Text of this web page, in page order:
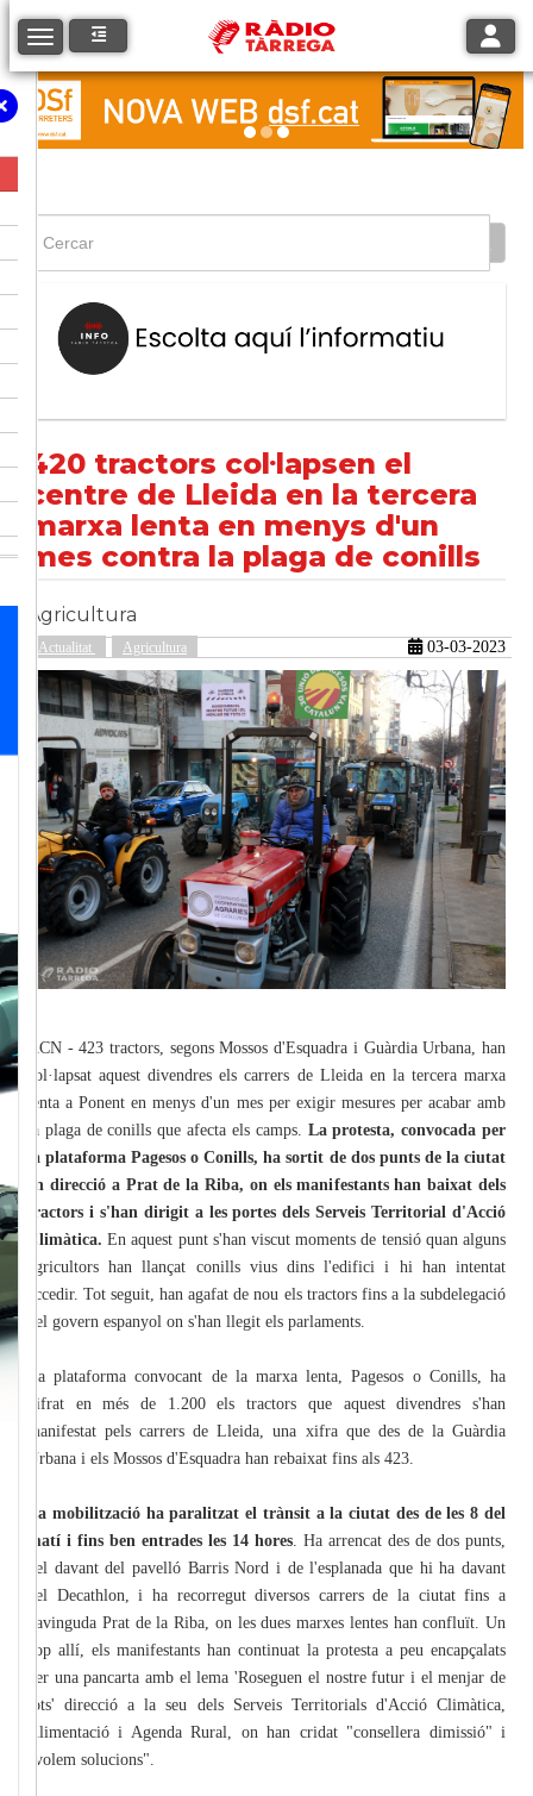
Toggle navigation
420 tractors col·lapsen el
centre de Lleida en la tercera
marxa lenta en menys d'un
mes contra la plaga de conills
Agricultura
Actualitat Agricultura 03-03-2023
ACN - 423 tractors, segons Mossos d'Esquadra i Guàrdia Urbana, han
col·lapsat aquest divendres els carrers de Lleida en la tercera marxa
lenta a Ponent en menys d'un mes per exigir mesures per acabar amb
la plaga de conills que afecta els camps. La protesta, convocada per
la plataforma Pagesos o Conills, ha sortit de dos punts de la ciutat
en direcció a Prat de la Riba, on els manifestants han baixat dels
tractors i s'han dirigit a les portes dels Serveis Territorial d'Acció
Climàtica. En aquest punt s'han viscut moments de tensió quan alguns
agricultors han llançat conills vius dins l'edifici i hi han intentat
accedir. Tot seguit, han agafat de nou els tractors fins a la subdelegació
del govern espanyol on s'han llegit els parlaments.
La plataforma convocant de la marxa lenta, Pagesos o Conills, ha
xifrat en més de 1.200 els tractors que aquest divendres s'han
manifestat pels carrers de Lleida, una xifra que des de la Guàrdia
Urbana i els Mossos d'Esquadra han rebaixat fins als 423.
La mobilització ha paralitzat el trànsit a la ciutat des de les 8 del
matí i fins ben entrades les 14 hores . Ha arrencat des de dos punts,
del davant del pavelló Barris Nord i de l'esplanada que hi ha davant
del Decathlon, i ha recorregut diversos carrers de la ciutat fins a
l'avinguda Prat de la Riba, on les dues marxes lentes han confluït. Un
cop allí, els manifestants han continuat la protesta a peu encapçalats
per una pancarta amb el lema 'Roseguen el nostre futur i el menjar de
tots' direcció a la seu dels Serveis Territorials d'Acció Climàtica,
Alimentació i Agenda Rural, on han cridat "consellera dimissió" i
"volem solucions".